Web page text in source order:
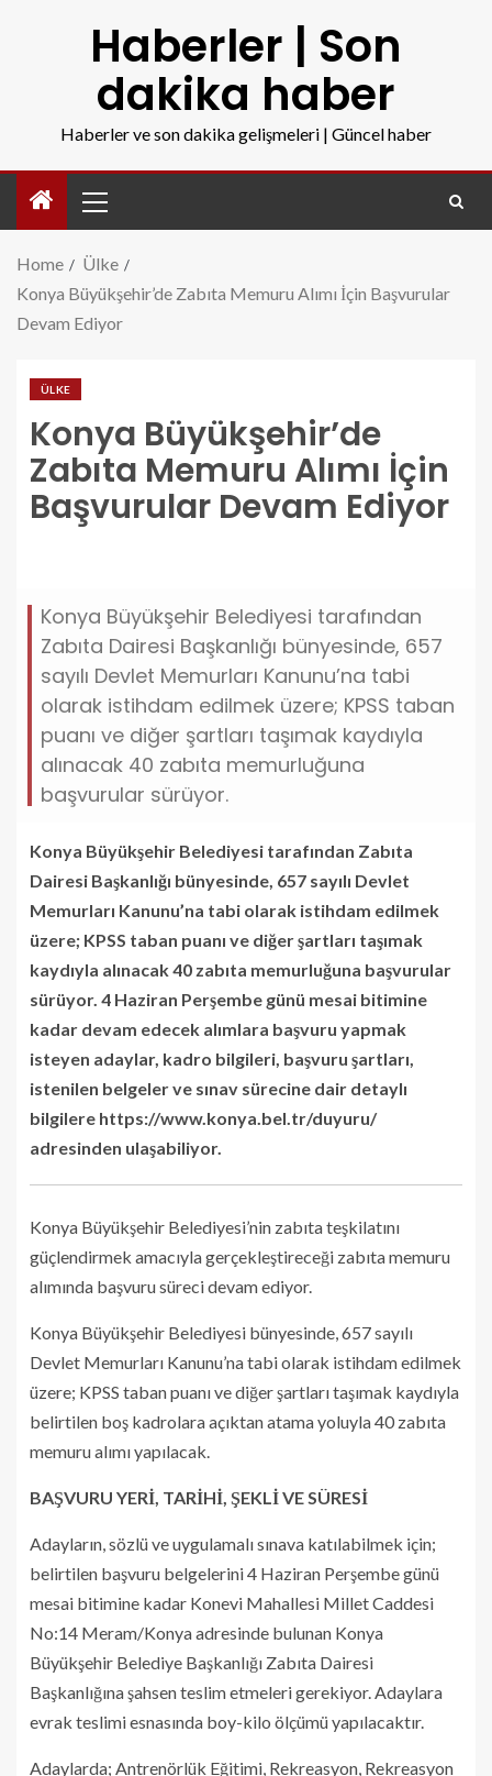
Haberler | Son
dakika haber
Haberler ve son dakika gelişmeleri | Güncel haber
Home
Ülke
Konya Büyükşehir’de Zabıta Memuru Alımı İçin Başvurular
Devam Ediyor
ÜLKE
Konya Büyükşehir’de
Zabıta Memuru Alımı İçin
Başvurular Devam Ediyor
konya-buyuksehirde-zabita-memuru-alimi-icin-
Konya Büyükşehir Belediyesi tarafından
Zabıta Dairesi Başkanlığı bünyesinde, 657
sayılı Devlet Memurları Kanunu’na tabi
olarak istihdam edilmek üzere; KPSS taban
puanı ve diğer şartları taşımak kaydıyla
alınacak 40 zabıta memurluğuna
başvurular sürüyor.
Konya Büyükşehir Belediyesi tarafından Zabıta
Dairesi Başkanlığı bünyesinde, 657 sayılı Devlet
Memurları Kanunu’na tabi olarak istihdam edilmek
üzere; KPSS taban puanı ve diğer şartları taşımak
kaydıyla alınacak 40 zabıta memurluğuna başvurular
sürüyor. 4 Haziran Perşembe günü mesai bitimine
kadar devam edecek alımlara başvuru yapmak
isteyen adaylar, kadro bilgileri, başvuru şartları,
istenilen belgeler ve sınav sürecine dair detaylı
bilgilere https://www.konya.bel.tr/duyuru/
adresinden ulaşabiliyor.
Konya Büyükşehir Belediyesi’nin zabıta teşkilatını
güçlendirmek amacıyla gerçekleştireceği zabıta memuru
alımında başvuru süreci devam ediyor.
Konya Büyükşehir Belediyesi bünyesinde, 657 sayılı
Devlet Memurları Kanunu’na tabi olarak istihdam edilmek
üzere; KPSS taban puanı ve diğer şartları taşımak kaydıyla
belirtilen boş kadrolara açıktan atama yoluyla 40 zabıta
memuru alımı yapılacak.
BAŞVURU YERİ, TARİHİ, ŞEKLİ VE SÜRESİ
Adayların, sözlü ve uygulamalı sınava katılabilmek için;
belirtilen başvuru belgelerini 4 Haziran Perşembe günü
mesai bitimine kadar Konevi Mahallesi Millet Caddesi
No:14 Meram/Konya adresinde bulunan Konya
Büyükşehir Belediye Başkanlığı Zabıta Dairesi
Başkanlığına şahsen teslim etmeleri gerekiyor. Adaylara
evrak teslimi esnasında boy-kilo ölçümü yapılacaktır.
Adaylarda; Antrenörlük Eğitimi, Rekreasyon, Rekreasyon